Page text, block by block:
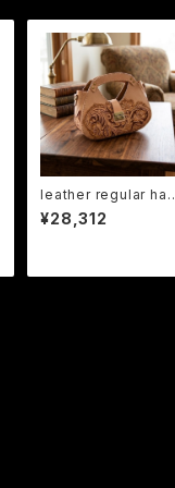
leather regular han
dbag (Adam Jeske
UK)
¥28,312